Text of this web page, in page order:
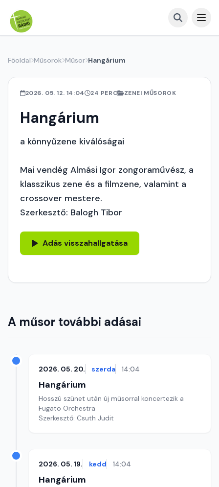
Főoldal Műsorok Műsor Hangárium
2026. 05. 12. 14:04 24 PERC ZENEI MŰSOROK
Hangárium
a könnyűzene kiválóságai
Mai vendég Almási Igor zongoraművész, a
klasszikus zene és a filmzene, valamint a
crossover mestere.
Szerkesztő: Balogh Tibor
Adás visszahallgatása
A műsor további adásai
2026. 05. 20. szerda 14:04
Hangárium
Hosszú szünet után új műsorral koncertezik a
Fugato Orchestra
Szerkesztő: Csuth Judit
2026. 05. 19. kedd 14:04
Hangárium